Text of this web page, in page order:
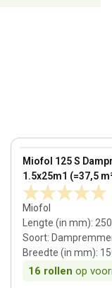
Miofol 125 S
1.5x25m1 (=37,5
Miofol
Lengte (in mm):
Soort:
Breedte (in mm):
16 rollen op
View product